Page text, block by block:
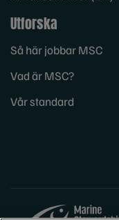
Utforska
Så här jobbar MSC
Vad är MSC?
Vår standard